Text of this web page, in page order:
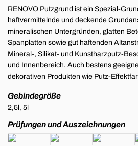
RENOVO Putzgrund ist ein Spezial-
haftvermittelnde und deckende
mineralischen Untergründen, glatten
Spanplatten sowie gut haftenden
Mineral-, Silikat- und Kunstharzputz-
und Innenbereich. Auch bestens
dekorativen Produkten wie Putz-
Gebindegröße
2,5l, 5l
Prüfungen und Auszeichnungen